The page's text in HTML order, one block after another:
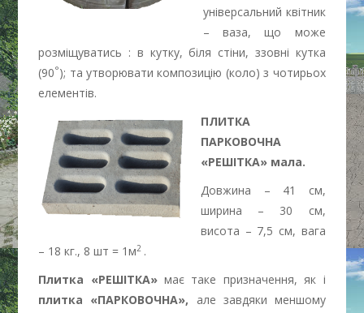
універсальний квітник
– ваза, що може
розміщуватись : в кутку, біля стіни, ззовні кутка
(90°); та утворювати композицію (коло) з чотирьох
елементів.
ПЛИТКА
ПАРКОВОЧНА
«РЕШІТКА» мала.
Довжина – 41 см,
ширина – 30 см,
висота – 7,5 см, вага
– 18 кг., 8 шт = 1м2 .
Плитка «РЕШІТКА»має таке призначення, як і
плитка «ПАРКОВОЧНА», але завдяки меншому